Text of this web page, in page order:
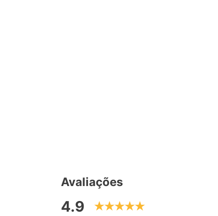
Avaliações
4.9